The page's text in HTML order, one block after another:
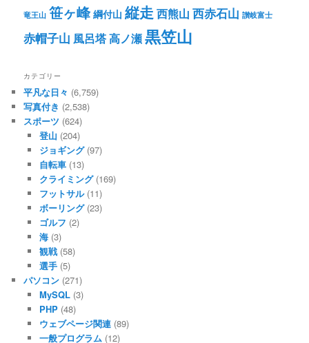
竜王山 笹ヶ峰 綱付山 縦走 西熊山 西赤石山 讃岐富士
赤帽子山 風呂塔高ノ瀬黒笠山
カテゴリー
平凡な日々 (6,759)
写真付き (2,538)
スポーツ (624)
登山 (204)
ジョギング(97)
自転車(13)
クライミング(169)
フットサル(11)
ボーリング(23)
ゴルフ (2)
海(3)
観戦(58)
選手(5)
パソコン (271)
MySQL(3)
PHP(48)
ウェブページ関連(89)
一般プログラム(12)